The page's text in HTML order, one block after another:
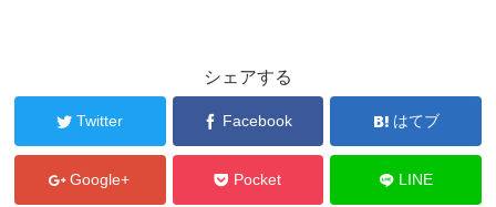
シェアする
Twitter Facebook はてブ
Google+ Pocket LINE